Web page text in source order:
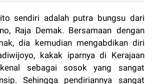
sendiri adalah putra bungsu dari
Raja Demak. Bersamaan dengan
dia kemudian mengabdikan diri
kakak iparnya di Kerajaan
sebagai sosok yang sangat
Sehingga pendiriannya sangat